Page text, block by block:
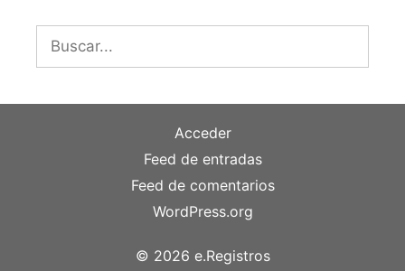
Acceder
Feed de entradas
Feed de comentarios
WordPress.org
© 2026 e.Registros